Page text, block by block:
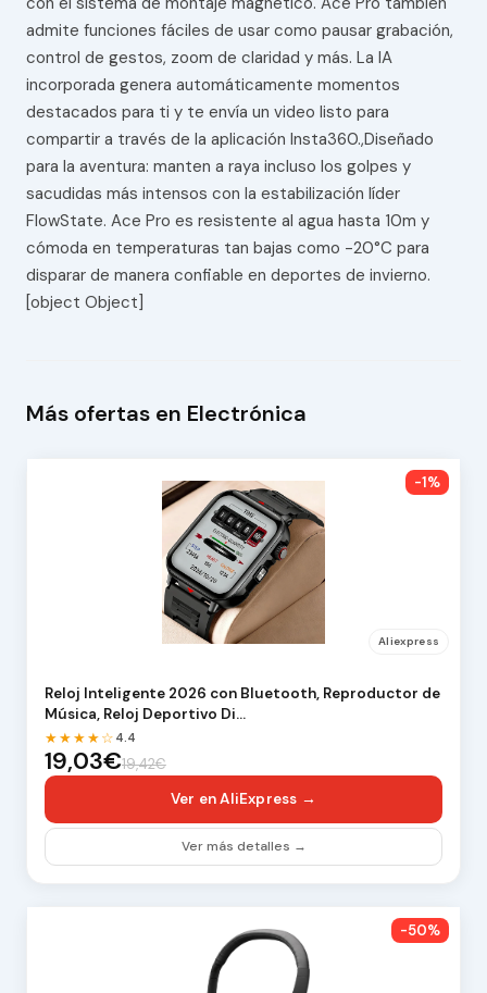
admite funciones fáciles de usar como pausar grabación,
control de gestos, zoom de claridad y más. La IA
incorporada genera automáticamente momentos
destacados para ti y te envía un video listo para
compartir a través de la aplicación Insta360.,Diseñado
para la aventura: manten a raya incluso los golpes y
sacudidas más intensos con la estabilización líder
FlowState. Ace Pro es resistente al agua hasta 10m y
cómoda en temperaturas tan bajas como -20°C para
disparar de manera confiable en deportes de invierno.
[object Object]
Más ofertas en Electrónica
-1%
Aliexpress
Reloj Inteligente 2026 con Bluetooth, Reproductor de
Música, Reloj Deportivo Di…
★★★★☆ 4.4
19,03€19,42€
Ver en AliExpress →
Ver más detalles →
-50%